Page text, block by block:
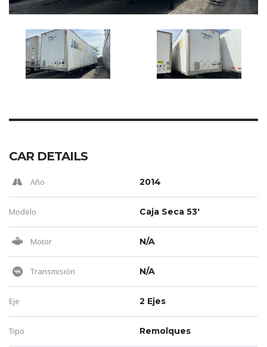
CAR DETAILS
Año 2014
Modelo Caja Seca 53'
Motor N/A
Transmisión N/A
Eje 2 Ejes
Tipo Remolques